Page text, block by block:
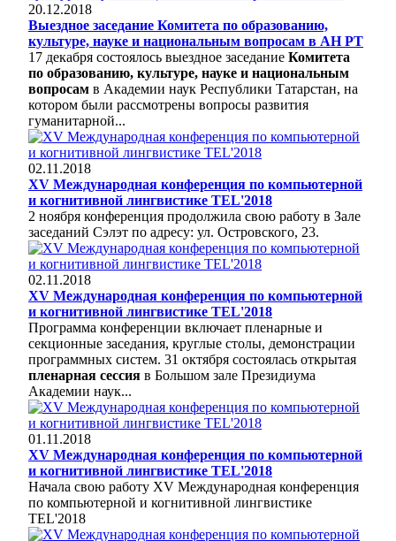
20.12.2018
Выездное заседание Комитета по образованию,
культуре, науке и национальным вопросам в АН РТ
17 декабря состоялось выездное заседание Комитета
по образованию, культуре, науке и национальным
вопросам в Академии наук Республики Татарстан, на
котором были рассмотрены вопросы развития
гуманитарной...
02.11.2018
XV Международная конференция по компьютерной
и когнитивной лингвистике TEL'2018
2 ноября конференция продолжила свою работу в Зале
заседаний Сэлэт по адресу: ул. Островского, 23.
02.11.2018
XV Международная конференция по компьютерной
и когнитивной лингвистике TEL'2018
Программа конференции включает пленарные и
секционные заседания, круглые столы, демонстрации
программных систем. 31 октября состоялась открытая
пленарная сессия в Большом зале Президиума
Академии наук...
01.11.2018
XV Международная конференция по компьютерной
и когнитивной лингвистике TEL'2018
Начала свою работу XV Международная конференция
по компьютерной и когнитивной лингвистике
TEL'2018